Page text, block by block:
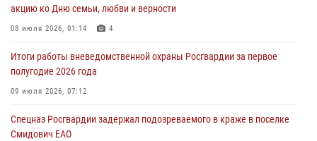
Правила приобретения нарезного оружия изменены: минимальный
30 июля 2026, 01:21
Росгвардейцы задержали гражданина за хулиганство и попытку
29 июля 2026, 01:05
акцию ко Дню семьи, любви и верности
08 июля 2026, 01:14 4
Итоги работы вневедомственной охраны Росгвардии за первое
полугодие 2026 года
09 июля 2026, 07:12
Спецназ Росгвардии задержал подозреваемого в краже в поселке
Смидович ЕАО